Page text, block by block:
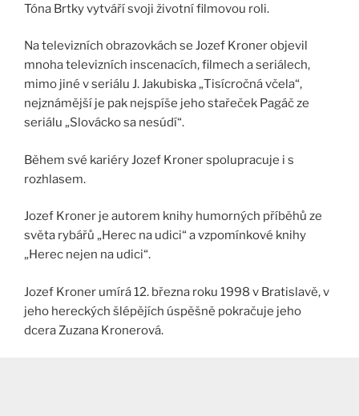
Tóna Brtky vytváří svoji životní filmovou roli.
Na televizních obrazovkách se Jozef Kroner objevil
mnoha televizních inscenacích, filmech a seriálech,
mimo jiné v seriálu J. Jakubiska „Tisícročná včela“,
nejznámější je pak nejspíše jeho stařeček Pagáč ze
seriálu „Slovácko sa nesúdí“.
Během své kariéry Jozef Kroner spolupracuje i s
rozhlasem.
Jozef Kroner je autorem knihy humorných příběhů ze
světa rybářů „Herec na udici“ a vzpomínkové knihy
„Herec nejen na udici“.
Jozef Kroner umírá 12. března roku 1998 v Bratislavě, v
jeho hereckých šlépějích úspěšně pokračuje jeho
dcera Zuzana Kronerová.